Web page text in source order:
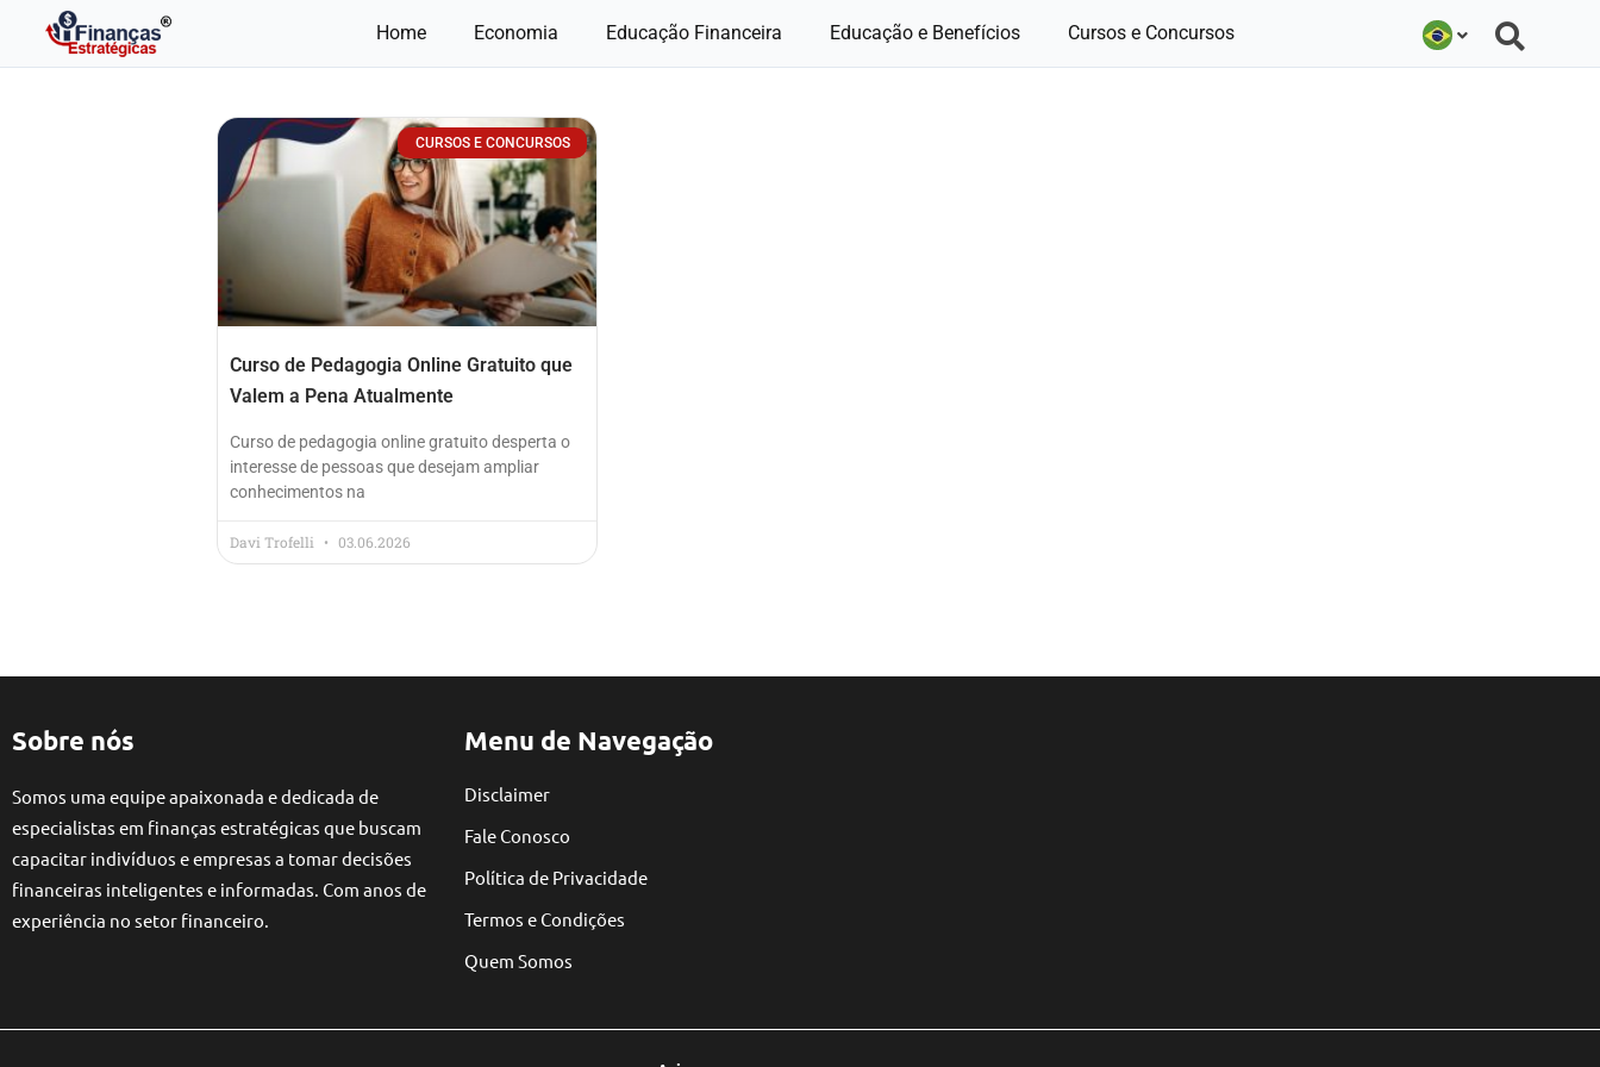
Home Economia Educação Financeira Educação e Benefícios Cursos e Concursos
CURSOS E CONCURSOS
Curso de Pedagogia Online Gratuito que
Valem a Pena Atualmente
Curso de pedagogia online gratuito desperta o
interesse de pessoas que desejam ampliar
conhecimentos na
Davi Trofelli 03.06.2026
Sobre nós
Somos uma equipe apaixonada e dedicada de
especialistas em finanças estratégicas que buscam
capacitar indivíduos e empresas a tomar decisões
financeiras inteligentes e informadas. Com anos de
experiência no setor financeiro.
Menu de Navegação
Disclaimer
Fale Conosco
Política de Privacidade
Termos e Condições
Quem Somos